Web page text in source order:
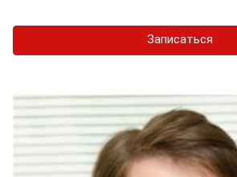
Записаться